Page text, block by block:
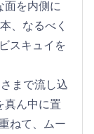
面を内側に
、なるべく
スキュイを
まで流し込
真ん中に置
ねて、ムー